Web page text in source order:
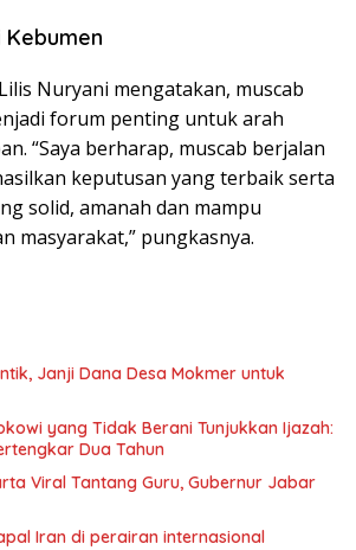
Nuryani mengatakan, muscab
forum penting untuk arah
“Saya berharap, muscab berjalan
keputusan yang terbaik serta
solid, amanah dan mampu
masyarakat,” pungkasnya.
Janji Dana Desa Mokmer untuk
yang Tidak Berani Tunjukkan Ijazah:
Dua Tahun
Viral Tantang Guru, Gubernur Jabar
Iran di perairan internasional